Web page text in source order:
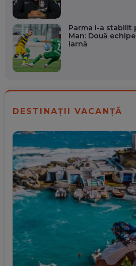
Parma i-a stabilit
Man: Două
iarnă
DESTINAȚII VACANȚĂ